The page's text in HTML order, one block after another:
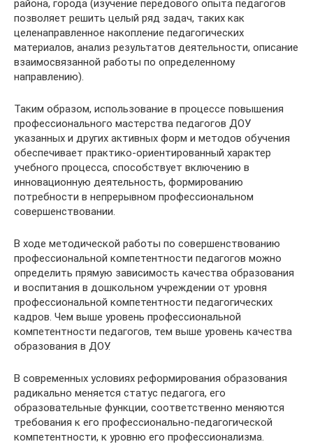
района, города (изучение передового опыта педагогов
позволяет решить целый ряд задач, таких как
целенаправленное накопление педагогических
материалов, анализ результатов деятельности, описание
взаимосвязанной работы по определенному
направлению).
Таким образом, использование в процессе повышения
профессионального мастерства педагогов ДОУ
указанных и других активных форм и методов обучения
обеспечивает практико-ориентированный характер
учебного процесса, способствует включению в
инновационную деятельность, формированию
потребности в непрерывном профессиональном
совершенствовании.
В ходе методической работы по совершенствованию
профессиональной компетентности педагогов можно
определить прямую зависимость качества образования
и воспитания в дошкольном учреждении от уровня
профессиональной компетентности педагогических
кадров. Чем выше уровень профессиональной
компетентности педагогов, тем выше уровень качества
образования в ДОУ.
В современных условиях реформирования образования
радикально меняется статус педагога, его
образовательные функции, соответственно меняются
требования к его профессионально-педагогической
компетентности, к уровню его профессионализма.